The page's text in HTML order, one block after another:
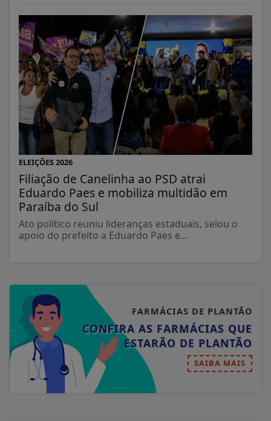
ELEIÇÕES 2026
Filiação de Canelinha ao PSD atrai
Eduardo Paes e mobiliza multidão em
Paraíba do Sul
Ato político reuniu lideranças estaduais, selou o
apoio do prefeito a Eduardo Paes e...
FARMÁCIAS DE PLANTÃO
CONFIRA AS FARMÁCIAS QUE
ESTARÃO DE PLANTÃO
SAIBA MAIS